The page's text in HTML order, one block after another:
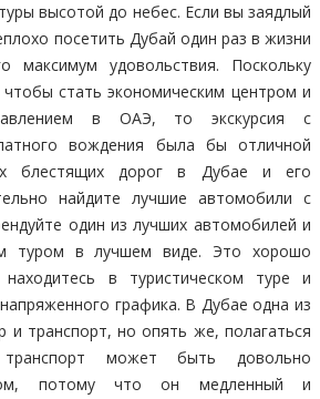
высотой до небес. Если вы заядлый
посетить Дубай один раз в жизни
максимум удовольствия. Поскольку
стать экономическим центром и
в ОАЭ, то экскурсия с
вождения была бы отличной
блестящих дорог в Дубае и его
найдите лучшие автомобили с
один из лучших автомобилей и
туром в лучшем виде. Это хорошо
в туристическом туре и
графика. В Дубае одна из
и транспорт, но опять же, полагаться
может быть довольно
потому что он медленный и